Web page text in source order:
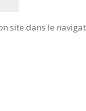
site dans le